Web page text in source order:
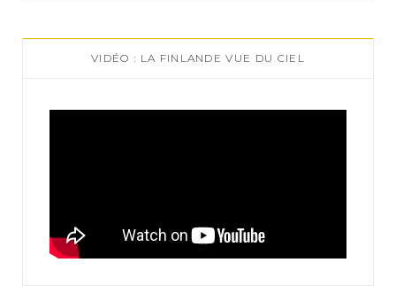
VIDÉO : LA FINLANDE VUE DU CIEL